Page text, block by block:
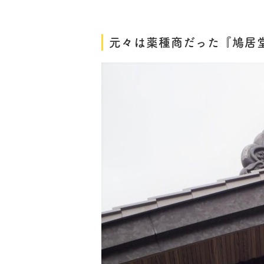
元々は薬種商だった『鳩居